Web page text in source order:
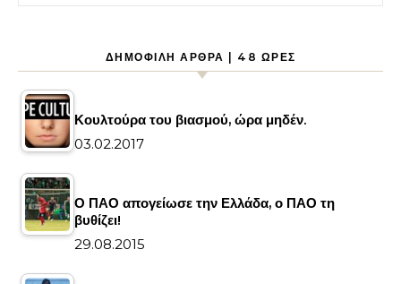
ΔΗΜΟΦΙΛΉ ΆΡΘΡΑ | 48 ΏΡΕΣ
Κουλτούρα του βιασμού, ώρα μηδέν.
03.02.2017
Ο ΠΑΟ απογείωσε την Ελλάδα, ο ΠΑΟ τη
βυθίζει!
29.08.2015